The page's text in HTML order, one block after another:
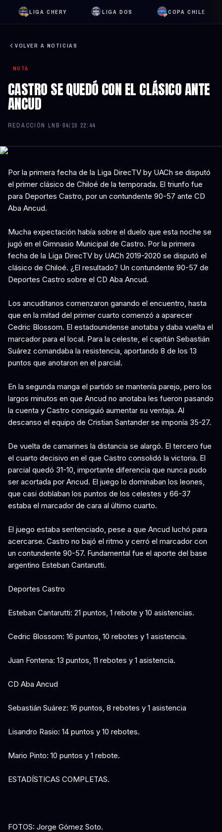
LIGA CHERY LIGA DOS COPA CHILE
VOLVER A NOTICIAS
NOTA
CASTRO SE QUEDÓ CON EL CLÁSICO ANTE
ANCUD
REDACCIÓN LNB· 04/10 22:44
Por la primera fecha de la Liga DirecTV by UACh se disputó
el primer clásico de Chiloé de la temporada. El triunfo fue
para Deportes Castro, por un contundente 90-57 ante CD
Aba Ancud.
Mucha expectación había sobre el duelo que esta noche se
jugó en el Gimnasio Municipal de Castro. Por la primera
fecha de la Liga DirecTV by UACh 2019-2020 se disputó el
clásico de Chiloé. ¿El resultado? Un contundente 90-57 de
Deportes Castro sobre el CD Aba Ancud.
Los ancuditanos comenzaron ganando el encuentro, hasta
que en la mitad del primer cuarto comenzó a aparecer
Cedric Blossom. El estadounidense anotaba y daba vuelta el
marcador para el local. Para la celeste, el capitán Sebastián
Suárez comandaba la resistencia, aportando 8 de los 13
puntos que anotaron en el parcial.
En la segunda manga el partido se mantenía parejo, pero los
largos minutos en que Ancud no anotaba les fueron pasando
la cuenta y Castro consiguió aumentar su ventaja. Al
descanso el equipo de Cristian Santander se imponía 35-27.
De vuelta de camarines la distancia se alargó. El tercero fue
el cuarto decisivo en el que Castro consolidó la victoria. El
parcial quedó 31-10, importante diferencia que nunca pudo
ser acortada por Ancud. El juego lo dominaban los leones,
que casi doblaban los puntos de los celestes y 66-37
estaba el marcador de cara al último cuarto.
El juego estaba sentenciado, pese a que Ancud luchó para
acercarse. Castro no bajó el ritmo y cerró el marcador con
un contundente 90-57. Fundamental fue el aporte del base
argentino Esteban Cantarutti.
Deportes Castro
Esteban Cantarutti: 21 puntos, 1 rebote y 10 asistencias.
Cedric Blossom: 16 puntos, 10 rebotes y 1 asistencia.
Juan Fontena: 13 puntos, 11 rebotes y 1 asistencia.
CD Aba Ancud
Sebastián Suárez: 16 puntos, 8 rebotes y 1 asistencia
Lisandro Rasio: 14 puntos y 10 rebotes.
Mario Pinto: 10 puntos y 1 rebote.
ESTADÍSTICAS COMPLETAS.
FOTOS: Jorge Gómez Soto.